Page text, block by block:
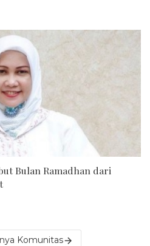
Bulan Ramadhan dari
Komunitas